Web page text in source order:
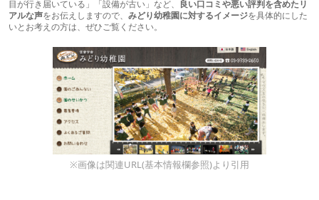
目が行き届いている」「設備が古い」など、
良い口コミや悪い評判を含めたリ
アルな声をお伝えしますので、 みどり幼稚園に対するイメージを具体的にした
いとお考えの方は、ぜひご覧ください。
※画像は関連URL(基本情報欄参照)より引用